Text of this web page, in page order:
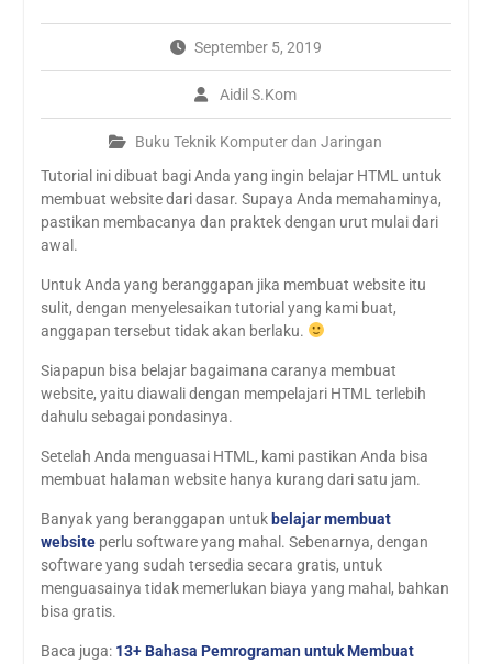
PUSAT KEUNGGULAN 2021
PPDB ONLINE SMK NEGERI
Wajah baru SMKN1 kinali
by zoom ke pabrik PT. AIO
PROSEDUR PENDAFTARAN
PPDB 2023
September 5, 2019
Aidil S.Kom
Buku Teknik Komputer dan Jaringan
Tutorial ini dibuat bagi Anda yang ingin belajar HTML untuk
membuat website dari dasar. Supaya Anda memahaminya,
pastikan membacanya dan praktek dengan urut mulai dari
awal.
Untuk Anda yang beranggapan jika membuat website itu
sulit, dengan menyelesaikan tutorial yang kami buat,
anggapan tersebut tidak akan berlaku.
Siapapun bisa belajar bagaimana caranya membuat
website, yaitu diawali dengan mempelajari HTML terlebih
dahulu sebagai pondasinya.
Setelah Anda menguasai HTML, kami pastikan Anda bisa
membuat halaman website hanya kurang dari satu jam.
Banyak yang beranggapan untuk belajar membuat
websiteperlu software yang mahal. Sebenarnya, dengan
software yang sudah tersedia secara gratis, untuk
menguasainya tidak memerlukan biaya yang mahal, bahkan
bisa gratis.
Baca juga: 13+ Bahasa Pemrograman untuk Membuat